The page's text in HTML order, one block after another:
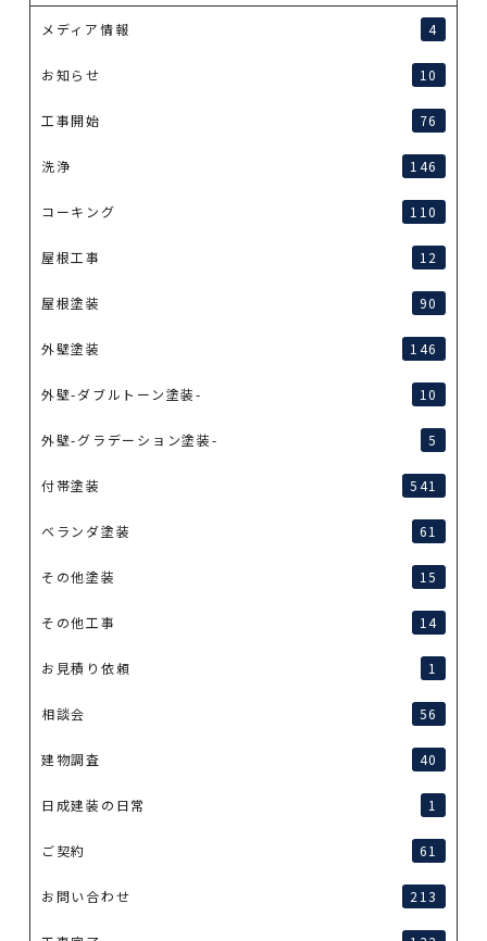
メディア情報 4
お知らせ 10
工事開始 76
洗浄 146
コーキング 110
屋根工事 12
屋根塗装 90
外壁塗装 146
外壁-ダブルトーン塗装- 10
外壁-グラデーション塗装- 5
付帯塗装 541
ベランダ塗装 61
その他塗装 15
その他工事 14
お見積り依頼 1
相談会 56
建物調査 40
日成建装の日常 1
ご契約 61
お問い合わせ 213